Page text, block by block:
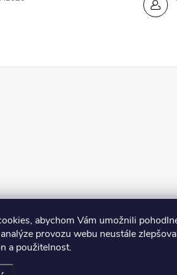
abychom Vám umožnili
provozu webu neustále
a použitelnost.
Esthederm Kontakty Lenka